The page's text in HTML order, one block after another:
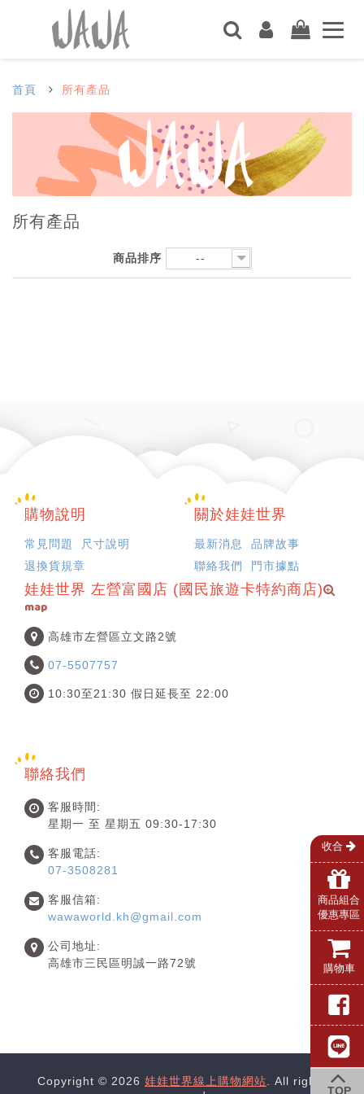
首頁 所有產品
所有產品
商品排序 --
購物說明
常見問題
尺寸說明
退換貨規章
關於娃娃世界
最新消息
品牌故事
聯絡我們
門市據點
娃娃世界 左營富國店 (國民旅遊卡特約商店)
map
高雄市左營區立文路2號
07-5507757
10:30至21:30 假日延長至 22:00
聯絡我們
客服時間:
星期一 至 星期五 09:30-17:30
客服電話:
07-3508281
客服信箱:
wawaworld.kh@gmail.com
公司地址:
高雄市三民區明誠一路72號
Copyright © 2026 娃娃世界線上購物網站. All rights
收合
商品組合
優惠專區
購物車
TOP